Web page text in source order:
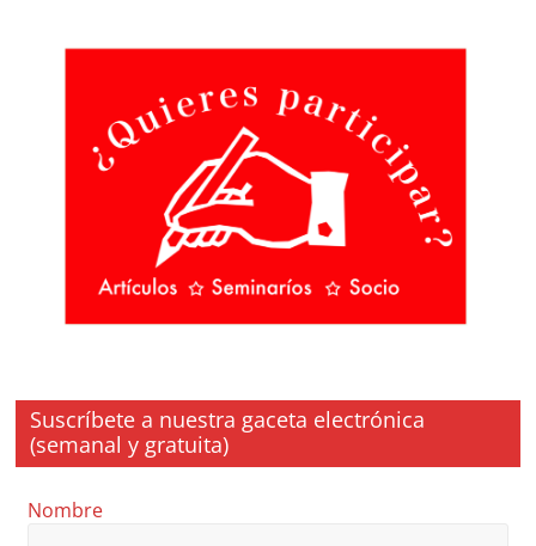
Suscríbete a nuestra gaceta electrónica
(semanal y gratuita)
Nombre